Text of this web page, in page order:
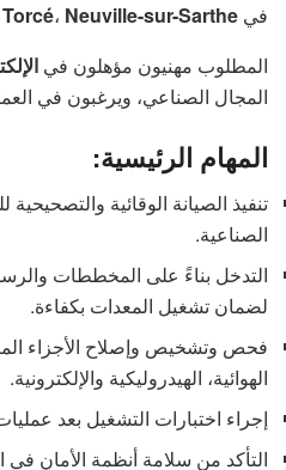
في
Torcé، Neuville-sur-Sarthe
المطلوب مهنيون مؤهلون في
المجال الصناعي، ويرغبون في
المهام الرئيسية:
تنفيذ الصيانة الوقائية
الصناعية.
التدخل بناءً على المخططات
لضمان تشغيل المعدات بكفاءة.
فحص وتشخيص وإصلاح الأجزاء
الهوائية، الهيدروليكية والإلكترونية.
إجراء اختبارات التشغيل بعد
التأكد من سلامة أنظمة الأمان في